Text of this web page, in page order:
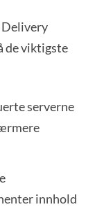
Delivery
de viktigste
serverne
innhold